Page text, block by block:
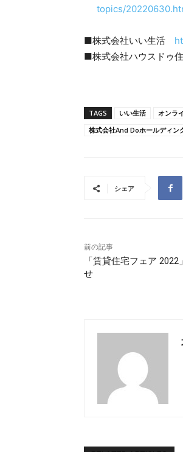
topics/
■株式会社いい生活
■株式会社ハウスドゥ
TAGS いい生活 オンラ
株式会社And Doホールディン
シェア
前の記事
「賃貸住宅フェア
せ